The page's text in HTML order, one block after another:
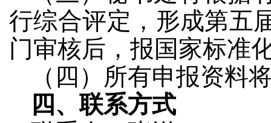
行综合评定，形成第五
门审核后， 报国家标准
（四）所有申报资料
四、联系方式